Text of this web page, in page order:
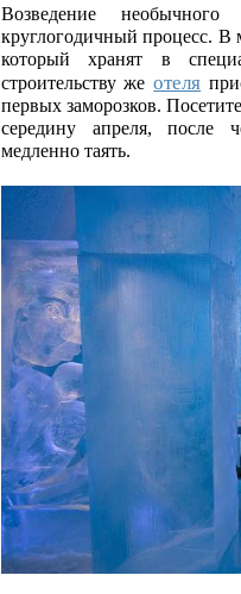
Возведение
круглогодичный процесс. В
который хранят в
строительству жеотеля
первых заморозков.
середину апреля, после
медленно таять.